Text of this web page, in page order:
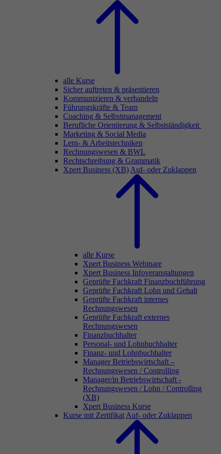
alle Kurse
Sicher auftreten & präsentieren
Kommunizieren & verhandeln
Führungskräfte & Team
Coaching & Selbstmanagement
Berufliche Orientierung & Selbstständigkeit
Marketing & Social Media
Lern- & Arbeitstechniken
Rechnungswesen & BWL
Rechtschreibung & Grammatik
Xpert Business (XB) Auf- oder Zuklappen
alle Kurse
Xpert Business Webinare
Xpert Business Infoveranstaltungen
Geprüfte Fachkraft Finanzbuchführung
Geprüfte Fachkraft Lohn und Gehalt
Geprüfte Fachkraft internes
Rechnungswesen
Geprüfte Fachkraft externes
Rechnungswesen
Finanzbuchhalter
Personal- und Lohnbuchhalter
Finanz- und Lohnbuchhalter
Manager Betriebswirtschaft –
Rechnungswesen / Controlling
Manager/in Betriebswirtschaft -
Rechnungswesen / Lohn / Controlling
(XB)
Xpert Business Kurse
Kurse mit Zertifikat Auf- oder Zuklappen